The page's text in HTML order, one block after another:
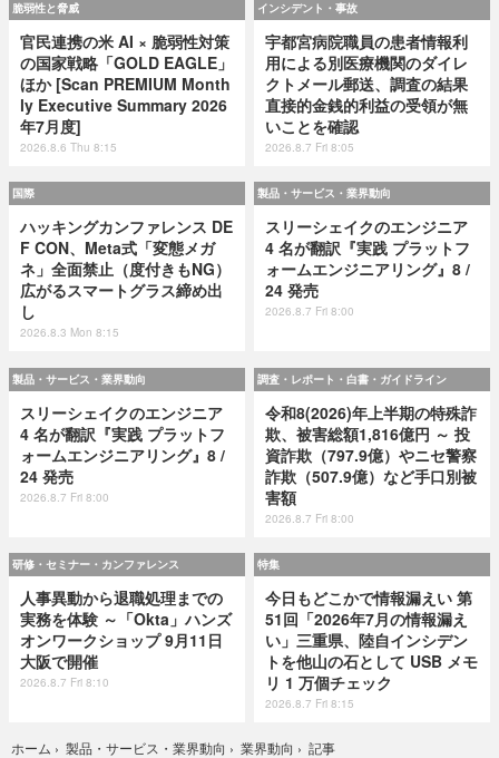
脆弱性と脅威
官民連携の米 AI × 脆弱性対策
の国家戦略「GOLD EAGLE」
ほか [Scan PREMIUM Month
ly Executive Summary 2026
年7月度]
2026.8.6 Thu 8:15
インシデント・事故
宇都宮病院職員の患者情報利
用による別医療機関のダイレ
クトメール郵送、調査の結果
直接的金銭的利益の受領が無
いことを確認
2026.8.7 Fri 8:05
国際
ハッキングカンファレンス DE
F CON、Meta式「変態メガ
ネ」全面禁止（度付きもNG）
広がるスマートグラス締め出
し
2026.8.3 Mon 8:15
製品・サービス・業界動向
スリーシェイクのエンジニア
4 名が翻訳『実践 プラットフ
ォームエンジニアリング』8 /
24 発売
2026.8.7 Fri 8:00
製品・サービス・業界動向
スリーシェイクのエンジニア
4 名が翻訳『実践 プラットフ
ォームエンジニアリング』8 /
24 発売
2026.8.7 Fri 8:00
調査・レポート・白書・ガイドライン
令和8(2026)年上半期の特殊詐
欺、被害総額1,816億円 ～ 投
資詐欺（797.9億）やニセ警察
詐欺（507.9億）など手口別被
害額
2026.8.7 Fri 8:00
研修・セミナー・カンファレンス
人事異動から退職処理までの
実務を体験 ～「Okta」ハンズ
オンワークショップ 9月11日
大阪で開催
2026.8.7 Fri 8:10
特集
今日もどこかで情報漏えい 第
51回「2026年7月の情報漏え
い」三重県、陸自インシデン
トを他山の石として USB メモ
リ 1 万個チェック
2026.8.7 Fri 8:15
ホーム › 製品・サービス・業界動向 › 業界動向 › 記事